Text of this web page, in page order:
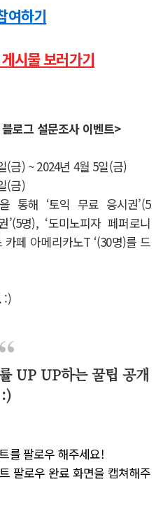
여하기
시물 보러가기
블로그 설문조사 이벤트>
(금) ~ 2024년 4월 5일(금)
(금)
통해 ‘토익 무료 응시권’(5
’(5명), ‘도미노피자 페퍼로니
카페 아메리카노T ‘(30명)를 드
:)
UP UP하는 꿀팁 공개
:)
를 팔로우 해주세요!
팔로우 완료 화면을 캡쳐해주